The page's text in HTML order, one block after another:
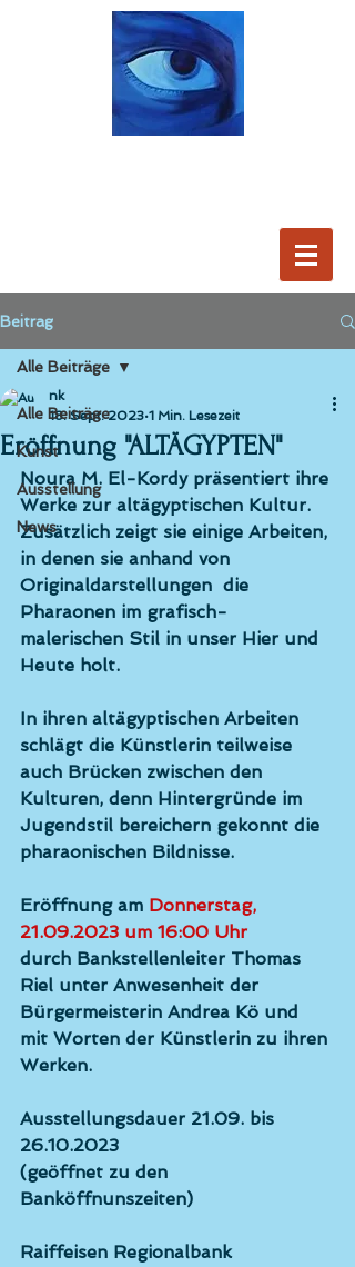
Beitrag
Alle Beiträge
Kunst
Ausstellung
News
Alle Beiträge
Eröffnung "ALTÄGYPTEN"
nk
18. Sept. 2023 1 Min. Lesezeit
Noura M. El-Kordy präsentiert ihre
Werke zur altägyptischen Kultur.
Zusätzlich zeigt sie einige Arbeiten,
in denen sie anhand von
Originaldarstellungen  die
Pharaonen im grafisch-
malerischen Stil in unser Hier und
Heute holt.
In ihren altägyptischen Arbeiten
schlägt die Künstlerin teilweise
auch Brücken zwischen den
Kulturen, denn Hintergründe im
Jugendstil bereichern gekonnt die
pharaonischen Bildnisse.
Eröffnung am Donnerstag,
21.09.2023 um 16:00 Uhr
durch Bankstellenleiter Thomas
Riel unter Anwesenheit der
Bürgermeisterin Andrea Kö und
mit Worten der Künstlerin zu ihren
Werken.
Ausstellungsdauer 21.09. bis
26.10.2023
(geöffnet zu den
Banköffnunszeiten)
Raiffeisen Regionalbank